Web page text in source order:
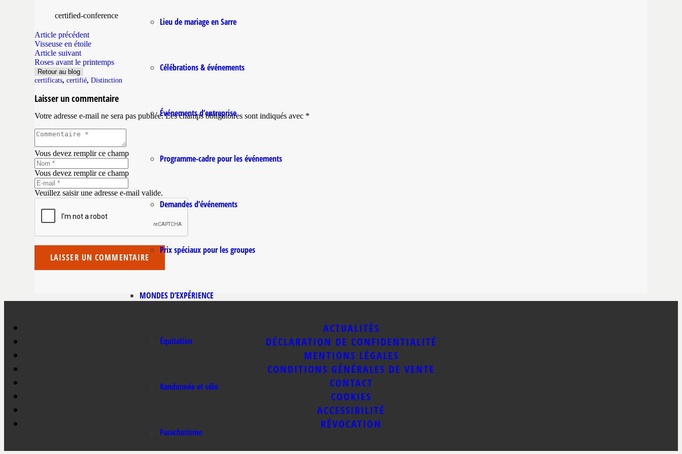
Lieu de mariage en Sarre
Célébrations & événements
Événements d’entreprise
Programme-cadre pour les événements
Demandes d’événements
Prix spéciaux pour les groupes
MONDES D’EXPÉRIENCE
Équitation
Randonnée et vélo
Parachutisme
certified-conference
Article précédent
Visseuse en étoile
Article suivant
Roses avant le printemps
Retour au blog
certificats, certifié, Distinction
Laisser un commentaire
Votre adresse e-mail ne sera pas publiée. Les champs obligatoires sont indiqués avec *
Vous devez remplir ce champ
Vous devez remplir ce champ
Veuillez saisir une adresse e-mail valide.
LAISSER UN COMMENTAIRE
ACTUALITÉS
DÉCLARATION DE CONFIDENTIALITÉ
MENTIONS LÉGALES
CONDITIONS GÉNÉRALES DE VENTE
CONTACT
COOKIES
ACCESSIBILITÉ
RÉVOCATION